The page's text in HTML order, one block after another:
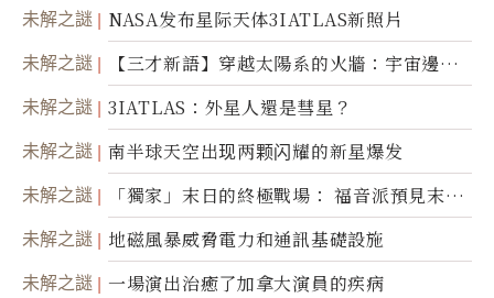
爆炸
未解之謎 NASA发布星际天体3IATLAS新照片
未解之謎
【三才新語】穿越太陽系的火牆：宇宙邊界
新啟示
未解之謎 3IATLAS：外星人還是彗星？
未解之謎 南半球天空出现两颗闪耀的新星爆发
未解之謎
「獨家」末日的終極戰場： 福音派預見末
世；希臘僧侶預言以色列的攻擊
未解之謎 地磁風暴威脅電力和通訊基礎設施
未解之謎 一場演出治癒了加拿大演員的疾病